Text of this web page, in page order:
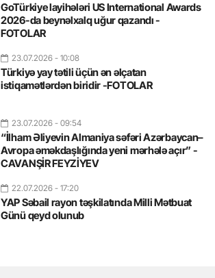
GoTürkiye layihələri US International Awards
2026-da beynəlxalq uğur qazandı -
FOTOLAR
23.07.2026 - 10:08
Türkiyə yay tətili üçün ən əlçatan
istiqamətlərdən biridir -FOTOLAR
23.07.2026 - 09:54
“İlham Əliyevin Almaniya səfəri Azərbaycan–
Avropa əməkdaşlığında yeni mərhələ açır” -
CAVANŞİR FEYZİYEV
22.07.2026 - 17:20
YAP Səbail rayon təşkilatında Milli Mətbuat
Günü qeyd olunub